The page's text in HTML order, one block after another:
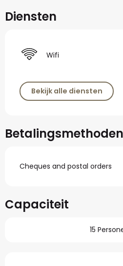
Diensten
Wifi
Bekijk alle diensten
Betalingsmethoden
Cheques and postal orders
Capaciteit
15